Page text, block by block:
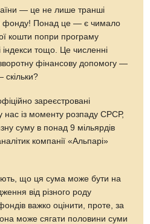
— це не лише транші
фонду! Понад це — є чимало
кошти попри програму
індекси тощо. Це численні
фінансову допомогу —
зареєстровані
нас iз моменту розпаду СРСР,
суму в понад 9 мільярдів
компанії «Альпарі»
що ця сума може бути на
від різного роду
важко оцінити, проте, за
може сягати половини суми